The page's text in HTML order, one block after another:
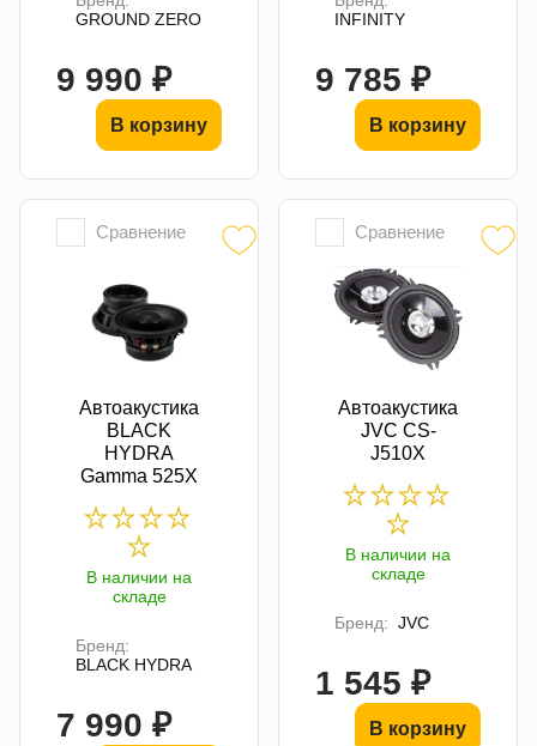
GROUND ZERO
9 990 ₽
В корзину
INFINITY
9 785 ₽
В корзину
Сравнение
Автоакустика
BLACK
HYDRA
Gamma 525X
В наличии на
складе
Бренд:
BLACK HYDRA
7 990 ₽
Сравнение
Автоакустика
JVC CS-
J510X
В наличии на
складе
Бренд: JVC
1 545 ₽
В корзину